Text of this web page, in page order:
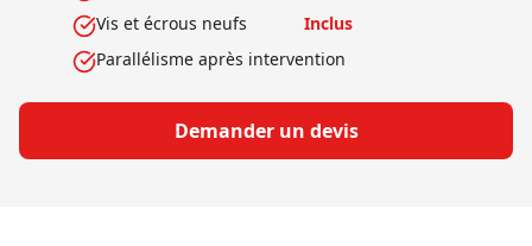
Vis et écrous neufs
Inclus
Parallélisme après intervention
Demander un devis